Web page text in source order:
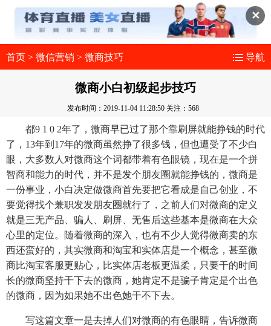
✕
首页 > 微信营销 > 微商技巧 导航
微商小白初级起步技巧
发布时间：2019-11-04 11:28:50 关注：568
都9 1 0 2年了，微商早已过了那个靠刷屏就能挣钱的时代
了，13年到17年的微商虽然挣了很多钱，但也遭受了不少白
眼，大多数人对微商这个词都带着有色眼镜，现在是一个拼
智商和能力的时代，并不是发个朋友圈就能挣钱的，微商是
一份事业，小白决定做微商首先要把它看成是自己创业，不
要觉得找个兼职发发朋友圈就行了，之前人们对微商的定义
就是三无产品、骗人、刷屏、无售后这些基本是微商在大众
心里的定位。随着微商的深入，也有不少人觉得微商卖的东
西还蛮好的，其实微商和淘宝和实体店是一个概念，甚至微
商比淘宝客服更贴心，比实体店老板更温柔，只要干的时间
长的微商坚持干下去的微商，她肯定不是骗子肯定是个出色
的微商，因为如果她不出色她干不下去。
写这篇文章一是去掉人们对微商的有色眼睛，告诉微商